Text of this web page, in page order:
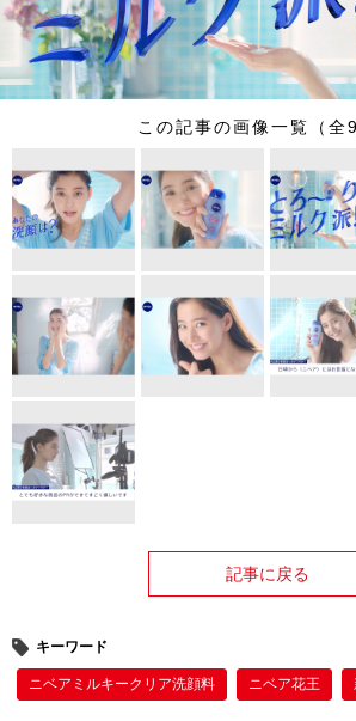
この記事の画像一覧（全9
記事に戻る
キーワード
ニベアミルキークリア洗顔料 ニベア花王